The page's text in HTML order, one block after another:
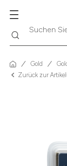
Suchen
Gold
Zurück zur